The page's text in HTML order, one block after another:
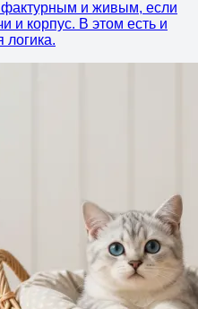
фактурным и живым, если
и корпус. В этом есть и
логика.